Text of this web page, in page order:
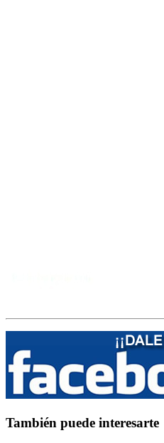
También puede interesarte